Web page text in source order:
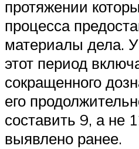
протяжении
процесса
материалы дела.
этот период
сокращенного
его
составить 9, а не
выявлено ранее.